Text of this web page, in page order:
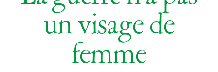
un visage de
femme
Billetterie
Programmation
Archives